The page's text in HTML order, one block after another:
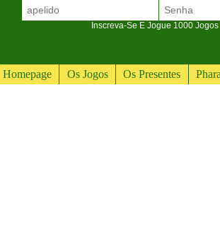
Homepage Os Jogos Os Presentes
Inscreva-Se E Jogue 1000